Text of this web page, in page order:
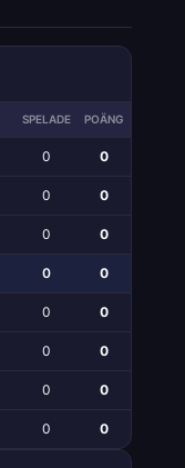
SPELADE POÄNG
0 0
0 0
0 0
0 0
0 0
0 0
0 0
0 0